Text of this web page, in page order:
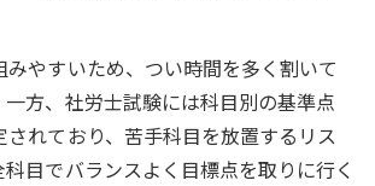
やすいため、つい時間を多く割いて
一方、社労士試験には科目別の基準点
されており、苦手科目を放置するリス
目でバランスよく目標点を取りに行く